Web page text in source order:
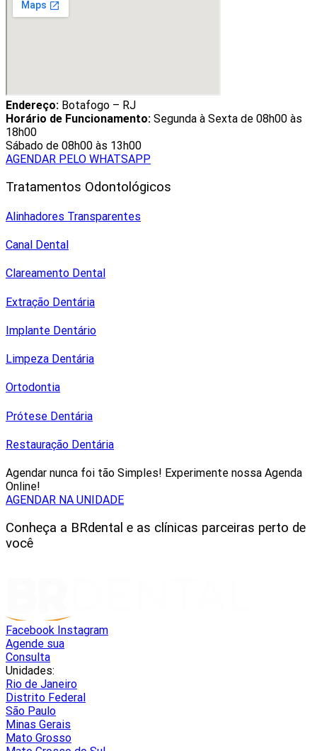
Endereço: Botafogo – RJ
Horário de Funcionamento: Segunda à Sexta de 08h00 às
18h00
Sábado de 08h00 às 13h00
AGENDAR PELO WHATSAPP
Tratamentos Odontológicos
Alinhadores Transparentes
Canal Dental
Clareamento Dental
Extração Dentária
Implante Dentário
Limpeza Dentária
Ortodontia
Prótese Dentária
Restauração Dentária
Agendar nunca foi tão Simples! Experimente nossa Agenda
Online!
AGENDAR NA UNIDADE
Conheça a BRdental e as clínicas parceiras perto de
você
Facebook Instagram
Agende sua
Consulta
Unidades:
Rio de Janeiro
Distrito Federal
São Paulo
Minas Gerais
Mato Grosso